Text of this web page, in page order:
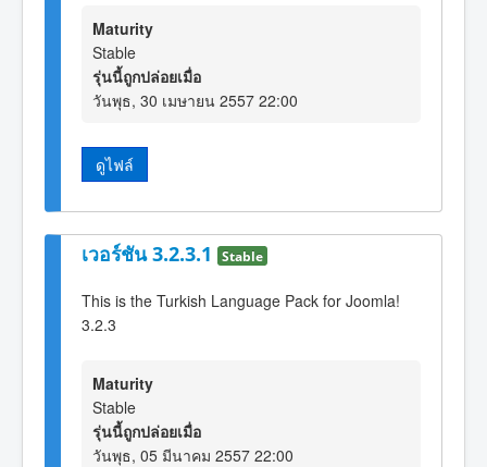
Maturity
Stable
รุ่นนี้ถูกปล่อยเมื่อ
วันพุธ, 30 เมษายน 2557 22:00
ดูไฟล์
เวอร์ชัน 3.2.3.1 Stable
This is the Turkish Language Pack for Joomla!
3.2.3
Maturity
Stable
รุ่นนี้ถูกปล่อยเมื่อ
วันพุธ, 05 มีนาคม 2557 22:00